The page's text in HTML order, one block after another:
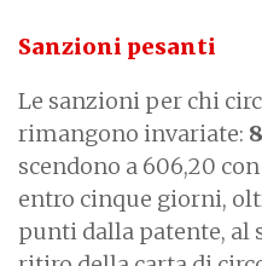
Sanzioni pesanti
Le sanzioni per chi
rimangono invariate:
scendono a 606,20
entro cinque giorni,
punti dalla patente, al